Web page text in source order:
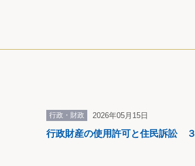
る期間を、更生緊
のものについて
行政・財政 2026年05月15日
行政財産の使用許可と住民訴訟 ３